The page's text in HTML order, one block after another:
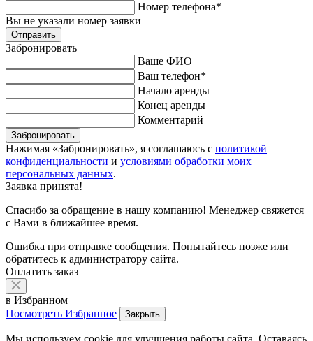
Номер телефона*
Вы не указали номер заявки
Забронировать
Ваше ФИО
Ваш телефон*
Начало аренды
Конец аренды
Комментарий
Нажимая «Забронировать», я соглашаюсь с политикой
конфиденциальности и условиями обработки моих
персональных данных.
Заявка принята!
Спасибо за обращение в нашу компанию! Менеджер свяжется
с Вами в ближайшее время.
Ошибка при отправке сообщения. Попытайтесь позже или
обратитесь к администратору сайта.
Оплатить заказ
в Избранном
Посмотреть Избранное
Закрыть